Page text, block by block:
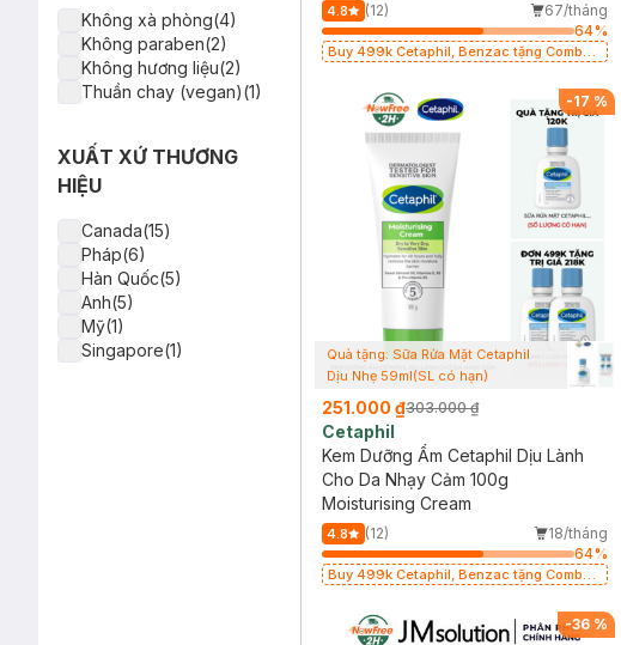
Không xà phòng(4)
Không paraben(2)
Không hương liệu(2)
Thuần chay (vegan)(1)
XUẤT XỨ THƯƠNG
HIỆU
Canada(15)
Pháp(6)
Hàn Quốc(5)
Anh(5)
Mỹ(1)
Singapore(1)
4.8 (12)
67/tháng
64%
Buy 499k Cetaphil, Benzac tặng Combo
-17 %
Quà tặng: Sữa Rửa Mặt Cetaphil
Dịu Nhẹ 59ml(SL có hạn)
251.000 ₫303.000 ₫
Cetaphil
Kem Dưỡng Ẩm Cetaphil Dịu Lành
Cho Da Nhạy Cảm 100g
Moisturising Cream
4.8 (12)
18/tháng
64%
Buy 499k Cetaphil, Benzac tặng Combo
-36%